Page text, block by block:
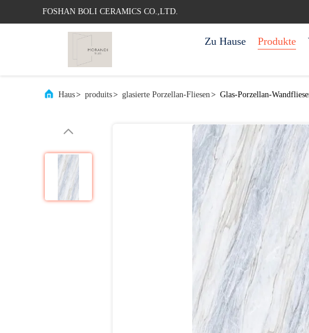
FOSHAN BOLI CERAMICS CO.,LTD.
Zu Hause Produkte
Haus> produits> glasierte Porzellan-Fliesen> Glas-Porzellan-